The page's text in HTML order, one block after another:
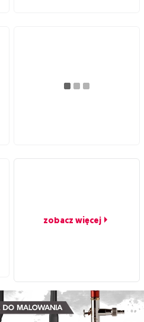
zobacz więcej